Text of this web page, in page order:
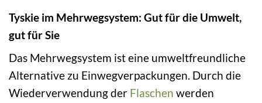
Tyskie im Mehrwegsystem: Gut für die Umwelt,
gut für Sie
Das Mehrwegsystem ist eine umweltfreundliche
Alternative zu Einwegverpackungen. Durch die
Wiederverwendung der Flaschen werden